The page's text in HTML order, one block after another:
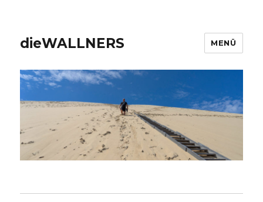
dieWALLNERS MENÜ